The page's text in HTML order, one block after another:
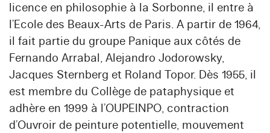
licence en philosophie à la Sorbonne, il entre à
l’Ecole des Beaux-Arts de Paris. A partir de 1964,
il fait partie du groupe Panique aux côtés de
Fernando Arrabal, Alejandro Jodorowsky,
Jacques Sternberg et Roland Topor. Dès 1955, il
est membre du Collège de pataphysique et
adhère en 1999 à l’OUPEINPO, contraction
d’Ouvroir de peinture potentielle, mouvement